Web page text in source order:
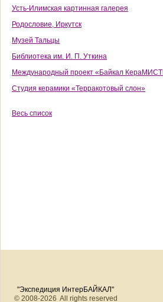
Усть-Илимская картинная галерея
Родословие, Иркутск
Музей Тальцы
Библиотека им. И. П. Уткина
Международный проект «Байкал
Студия керамики «Терракотовый слон»
Весь список
"Экспедиция ИнтерБАЙКАЛ"
© 2008-2026 All rights reserved